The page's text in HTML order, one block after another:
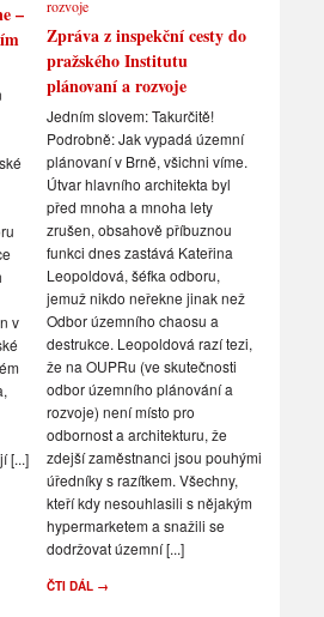
–
v
[...]
Zpráva z inspekční cesty do
pražského Institutu
plánovaní a rozvoje
Jedním slovem: Takurčitě!
Podrobně: Jak vypadá územní
plánovaní v Brně, všichni víme.
Útvar hlavního architekta byl
před mnoha a mnoha lety
zrušen, obsahově příbuznou
funkci dnes zastává Kateřina
Leopoldová, šéfka odboru,
jemuž nikdo neřekne jinak než
Odbor územního chaosu a
destrukce. Leopoldová razí tezi,
že na OUPRu (ve skutečnosti
odbor územního plánování a
rozvoje) není místo pro
odbornost a architekturu, že
zdejší zaměstnanci jsou pouhými
úředníky s razítkem. Všechny,
kteří kdy nesouhlasili s nějakým
hypermarketem a snažili se
dodržovat územní [...]
ČTI DÁL →